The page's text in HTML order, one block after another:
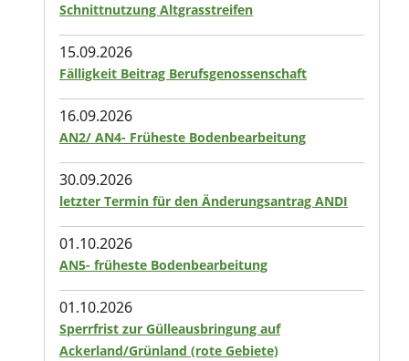
Schnittnutzung Altgrasstreifen
15.09.2026
Fälligkeit Beitrag Berufsgenossenschaft
16.09.2026
AN2/ AN4- Früheste Bodenbearbeitung
30.09.2026
letzter Termin für den Änderungsantrag ANDI
01.10.2026
AN5- früheste Bodenbearbeitung
01.10.2026
Sperrfrist zur Gülleausbringung auf
Ackerland/Grünland (rote Gebiete)